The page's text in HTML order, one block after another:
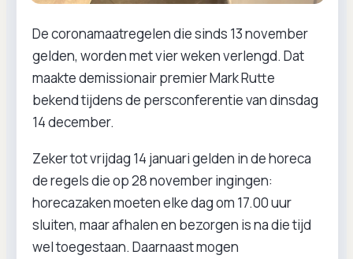
De coronamaatregelen die sinds 13 november
gelden, worden met vier weken verlengd. Dat
maakte demissionair premier Mark Rutte
bekend tijdens de persconferentie van dinsdag
14 december.
Zeker tot vrijdag 14 januari gelden in de horeca
de regels die op 28 november ingingen:
horecazaken moeten elke dag om 17.00 uur
sluiten, maar afhalen en bezorgen is na die tijd
wel toegestaan. Daarnaast mogen